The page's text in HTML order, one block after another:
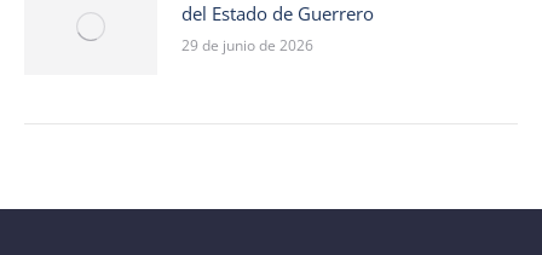
del Estado de Guerrero
29 de junio de 2026